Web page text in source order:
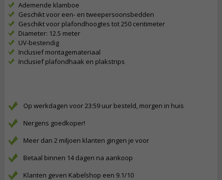
Ademende klamboe
Geschikt voor een- en tweepersoonsbedden
Geschikt voor plafondhoogtes tot 250 centimeter
Diameter: 12.5 meter
UV-bestendig
Inclusief montagemateriaal
Inclusief plafondhaak en plakstrips
Op werkdagen voor 23:59 uur besteld, morgen in huis
Nergens goedkoper!
Meer dan 2 miljoen klanten gingen je voor
Betaal binnen 14 dagen na aankoop
Klanten geven Kabelshop een 9.1/10